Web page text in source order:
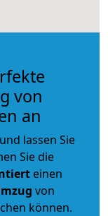
von
an
lassen Sie
Sie die
einen
von
können.